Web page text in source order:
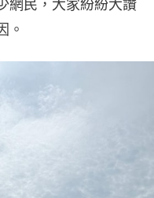
網民，大家紛紛大讚
。